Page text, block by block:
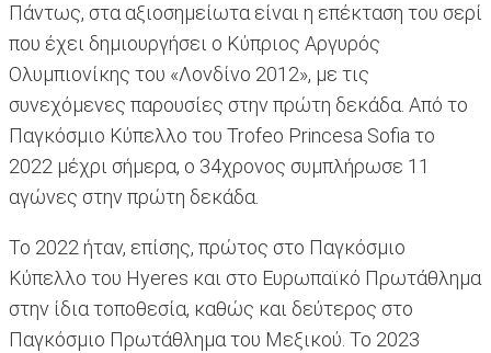
Πάντως, στα αξιοσημείωτα είναι η επέκταση του σερί
που έχει δημιουργήσει ο Κύπριος Αργυρός
Ολυμπιονίκης του «Λονδίνο 2012», με τις
συνεχόμενες παρουσίες στην πρώτη δεκάδα. Από το
Παγκόσμιο Κύπελλο του Trofeo Princesa Sofia το
2022 μέχρι σήμερα, ο 34χρονος συμπλήρωσε 11
αγώνες στην πρώτη δεκάδα.
Το 2022 ήταν, επίσης, πρώτος στο Παγκόσμιο
Κύπελλο του Hyeres και στο Ευρωπαϊκό Πρωτάθλημα
στην ίδια τοποθεσία, καθώς και δεύτερος στο
Παγκόσμιο Πρωτάθλημα του Μεξικού. Το 2023